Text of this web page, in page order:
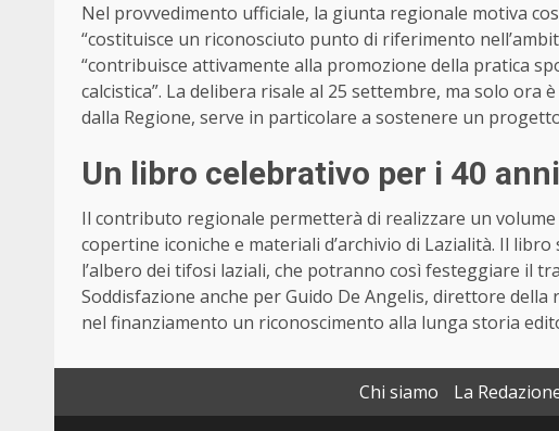
Nel provvedimento ufficiale, la giunta regionale motiva
“costituisce un riconosciuto punto di riferimento
“contribuisce attivamente alla promozione della pratica
calcistica”. La delibera risale al 25 settembre, ma solo
dalla Regione, serve in particolare a sostenere un
Un libro celebrativo per i 40 anni
Il contributo regionale permetterà di realizzare un
copertine iconiche e materiali d’archivio di Lazialità. Il
l’albero dei tifosi laziali, che potranno così festeggiare il
Soddisfazione anche per Guido De Angelis, direttore
nel finanziamento un riconoscimento alla lunga storia
Chi siamo La